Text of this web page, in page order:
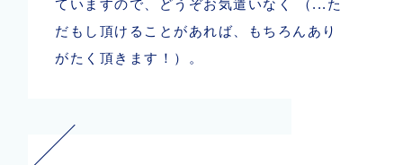
ていますので、どうぞお気遣いなく （...た
だもし頂けることがあれば、もちろんあり
がたく頂きます！）。